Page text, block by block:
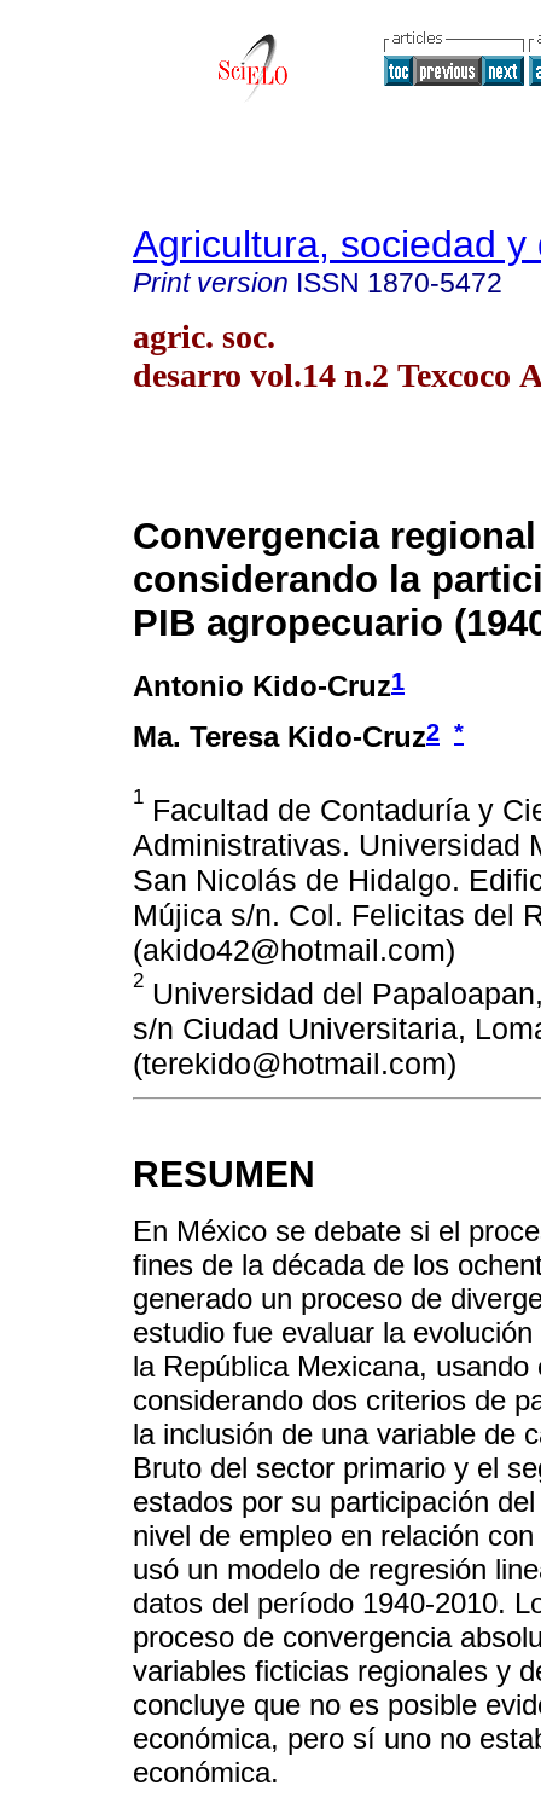
Agricultura, sociedad y
Print version ISSN 1870-5472
agric. soc.
desarro vol.14 n.2 Texcoco
Convergencia
considerando la
PIB agropecuario
Antonio Kido-Cruz1
Ma. Teresa Kido-Cruz2 *
1 Facultad de Contaduría y
Administrativas. Universidad
San Nicolás de Hidalgo.
Mújica s/n. Col. Felicitas del
(akido42@hotmail.com)
2 Universidad del
s/n Ciudad Universitaria,
(terekido@hotmail.com)
RESUMEN
En México se debate si el
fines de la década de los
generado un proceso de
estudio fue evaluar la
la República Mexicana,
considerando dos criterios de
la inclusión de una variable de
Bruto del sector primario y el
estados por su participación
nivel de empleo en relación
usó un modelo de regresión
datos del período 1940-2010.
proceso de convergencia
variables ficticias regionales y
concluye que no es posible
económica, pero sí uno no
económica.